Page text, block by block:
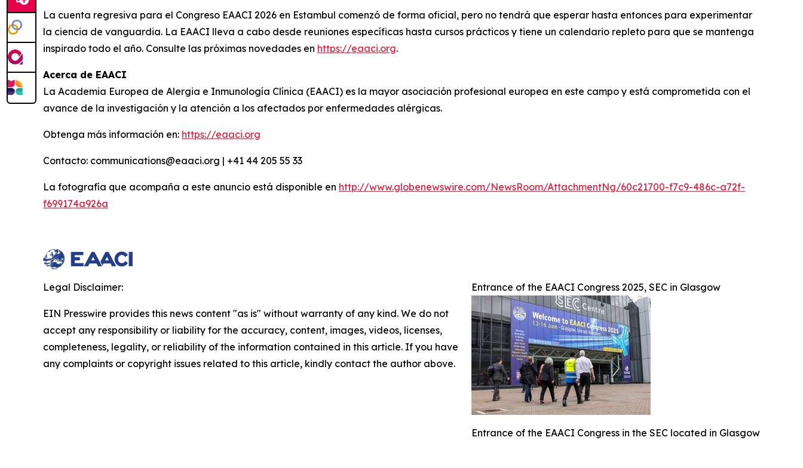
La cuenta regresiva para el Congreso EAACI 2026 en Estambul comenzó de forma oficial, pero no tendrá que esperar hasta entonces para experimentar
la ciencia de vanguardia. La EAACI lleva a cabo desde reuniones específicas hasta cursos prácticos y tiene un calendario repleto para que se mantenga
inspirado todo el año. Consulte las próximas novedades en https://eaaci.org.
Acerca de EAACI
La Academia Europea de Alergia e Inmunología Clínica (EAACI) es la mayor asociación profesional europea en este campo y está comprometida con el
avance de la investigación y la atención a los afectados por enfermedades alérgicas.
Obtenga más información en: https://eaaci.org
Contacto: communications@eaaci.org | +41 44 205 55 33
La fotografía que acompaña a este anuncio está disponible en http://www.globenewswire.com/NewsRoom/AttachmentNg/60c21700-f7c9-486c-a72f-
f699174a926a
Entrance of the EAACI Congress 2025, SEC in Glasgow
Entrance of the EAACI Congress in the SEC located in Glasgow
Legal Disclaimer:
EIN Presswire provides this news content "as is" without warranty of any kind. We do not
accept any responsibility or liability for the accuracy, content, images, videos, licenses,
completeness, legality, or reliability of the information contained in this article. If you have
any complaints or copyright issues related to this article, kindly contact the author above.